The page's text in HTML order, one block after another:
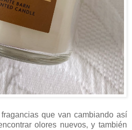
que van cambiando así
olores nuevos, y también